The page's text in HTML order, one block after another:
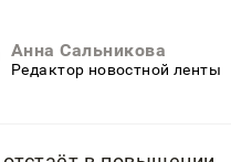
Анна Сальникова
Редактор новостной ленты